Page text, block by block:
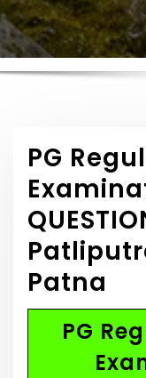
PG
Patna
PG